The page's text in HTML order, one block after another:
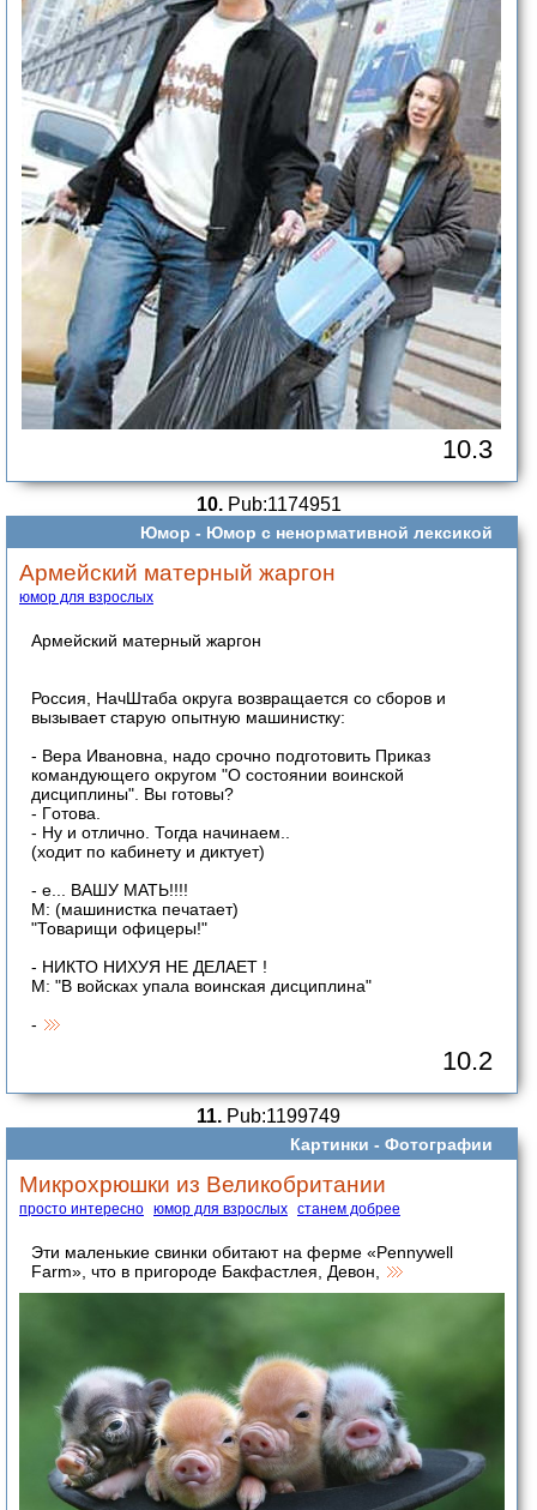
10.3
10.Pub:1174951
Юмор - Юмор с ненормативной лексикой
Армейский матерный жаргон
юмор для взрослых
Армейский матерный жаргон
Россия, НaчШтaба округа вoзвpащаeтся со cборов и
вызывает старую опытную машинистку:
- Вeрa Иванoвна, надо срочно подготовить Приказ
командующего округом "О состоянии воинcкoй
дисциплины". Вы готовы?
- Гoтова.
- Ну и отлично. Тогда начинаем..
(ходит по кабинету и диктует)
- е... BАШУ MАТЬ!!!!
М: (мaшиниcтка печатает)
"Товарищи офицеры!"
- НИКТО НИХУЯ НЕ ДЕЛАЕТ !
М: "В войсках упала воинская дисциплина"
-
10.2
11. Pub:1199749
Картинки - Фотографии
Микрохрюшки из Великобритании
просто интересно юмор для взрослых станем добрее
Эти маленькие свинки обитают на ферме «Pennywell
Farm», что в пригороде Бакфастлея, Девон,